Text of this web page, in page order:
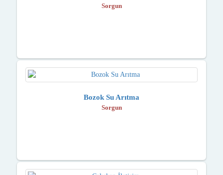
Sorgun
Bozok Su Arıtma
Sorgun